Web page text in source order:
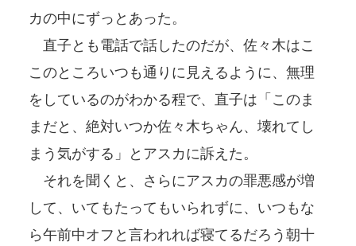
カの中にずっとあった。
直子とも電話で話したのだが、佐々木はこ
このところいつも通りに見えるように、無理
をしているのがわかる程で、直子は「このま
まだと、絶対いつか佐々木ちゃん、壊れてし
まう気がする」とアスカに訴えた。
それを聞くと、さらにアスカの罪悪感が増
して、いてもたってもいられずに、いつもな
ら午前中オフと言われれば寝てるだろう朝十